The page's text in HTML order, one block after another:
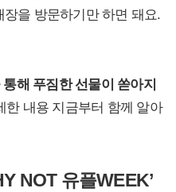
을 방문하기만 하면 돼요.
해 푸짐한 선물이 쏟아지
한 내용 지금부터 함께 알아
NOT 유플WEEK’